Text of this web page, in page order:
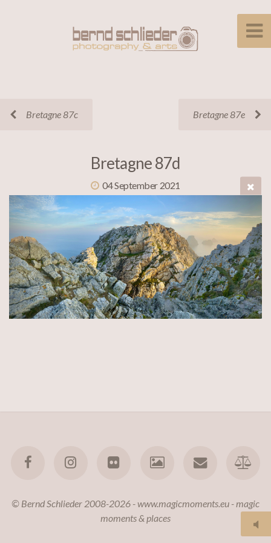
Bretagne 87c Bretagne 87e
Bretagne 87d
04 September 2021
© Bernd Schlieder 2008-2026 - www.magicmoments.eu - magic
moments & places